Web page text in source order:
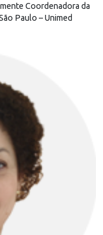
Coordenadora da
Paulo – Unimed